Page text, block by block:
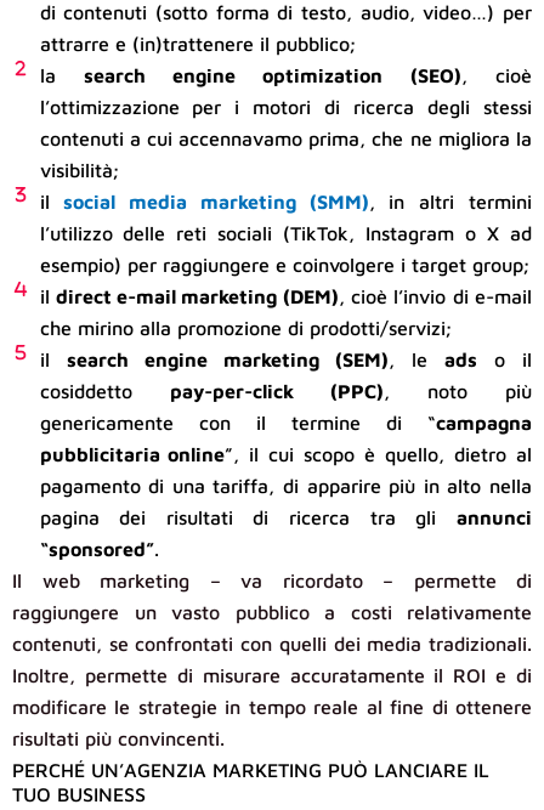
di contenuti (sotto forma di testo, audio, video…) per
attrarre e (in)trattenere il pubblico;
la search engine optimization (SEO), cioè
l’ottimizzazione per i motori di ricerca degli stessi
contenuti a cui accennavamo prima, che ne migliora la
visibilità;
ilsocial media marketing (SMM), in altri termini
l’utilizzo delle reti sociali (TikTok, Instagram o X ad
esempio) per raggiungere e coinvolgere i target group;
il direct e-mail marketing (DEM), cioè l’invio di e-mail
che mirino alla promozione di prodotti/servizi;
il search engine marketing (SEM), le ads o il
cosiddetto pay-per-click (PPC), noto più
genericamente con il termine di “campagna
pubblicitaria online”, il cui scopo è quello, dietro al
pagamento di una tariffa, di apparire più in alto nella
pagina dei risultati di ricerca tra gli annunci
“sponsored”.
Il web marketing – va ricordato – permette di
raggiungere un vasto pubblico a costi relativamente
contenuti, se confrontati con quelli dei media tradizionali.
Inoltre, permette di misurare accuratamente il ROI e di
modificare le strategie in tempo reale al fine di ottenere
risultati più convincenti.
PERCHÉ UN’AGENZIA MARKETING PUÒ LANCIARE IL
TUO BUSINESS